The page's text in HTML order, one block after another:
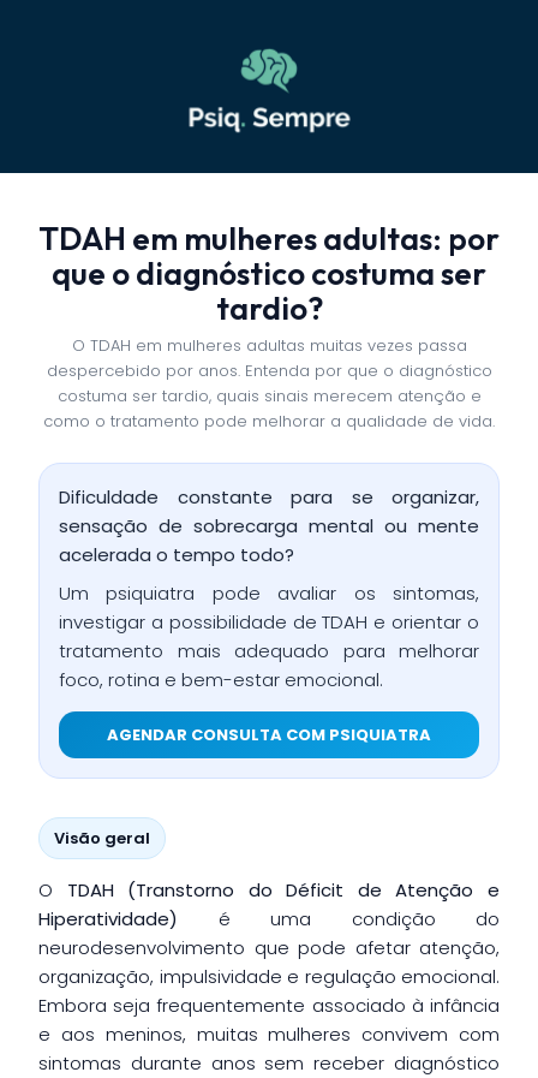
TDAH em mulheres adultas: por
que o diagnóstico costuma ser
tardio?
O TDAH em mulheres adultas muitas vezes passa
despercebido por anos. Entenda por que o diagnóstico
costuma ser tardio, quais sinais merecem atenção e
como o tratamento pode melhorar a qualidade de vida.
Dificuldade constante para se organizar,
sensação de sobrecarga mental ou mente
acelerada o tempo todo?
Um psiquiatra pode avaliar os sintomas,
investigar a possibilidade de TDAH e orientar o
tratamento mais adequado para melhorar
foco, rotina e bem-estar emocional.
AGENDAR CONSULTA COM PSIQUIATRA
Visão geral
O TDAH (Transtorno do Déficit de Atenção e
Hiperatividade) é uma condição do
neurodesenvolvimento que pode afetar atenção,
organização, impulsividade e regulação emocional.
Embora seja frequentemente associado à infância
e aos meninos, muitas mulheres convivem com
sintomas durante anos sem receber diagnóstico